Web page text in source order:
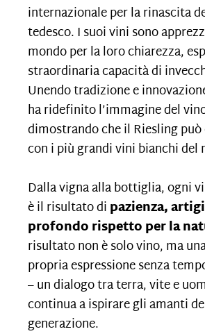
internazionale per la rinascita
tedesco. I suoi vini sono
mondo per la loro chiarezza,
straordinaria capacità di
Unendo tradizione e
ha ridefinito l’immagine del
dimostrando che il Riesling
con i più grandi vini bianchi del
Dalla vigna alla bottiglia, ogni
è il risultato dipazienza,
profondo rispetto per la
risultato non è solo vino, ma
propria espressione senza
– un dialogo tra terra, vite e
continua a ispirare gli amanti
generazione.